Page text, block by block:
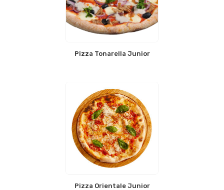
Pizza Tonarella Junior
Pizza Orientale Junior